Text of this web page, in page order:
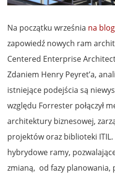
Na początku września na
zapowiedź nowych ram
Centered Enterprise
Zdaniem Henry Peyret’a,
istniejące podejścia są
względu Forrester połączył
architektury biznesowej,
projektów oraz biblioteki
hybrydowe ramy,
zmianą, od fazy planowania,